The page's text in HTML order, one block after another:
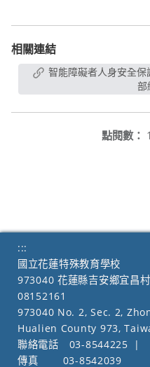
相關連結
部
點閱數：
:::
國立花蓮特殊教育學校
973040 花蓮縣吉安鄉宜昌
08152161
973040 No. 2, Sec. 2,
Hualien County 973,
聯絡電話
03-8544225
|
傳真
03-8542039